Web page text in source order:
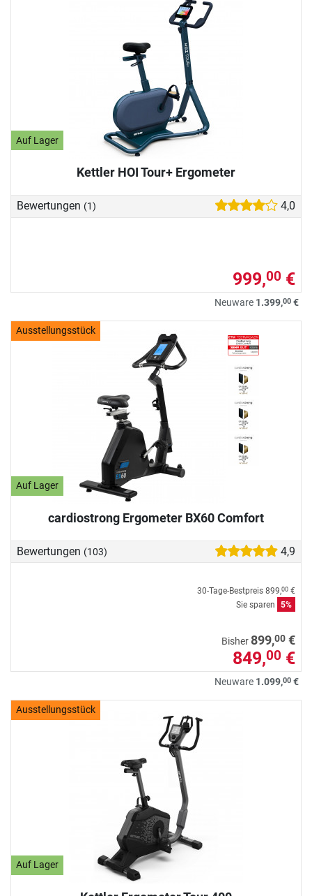
Auf Lager
Kettler HOI Tour+ Ergometer
Bewertungen (1) 4,0
999,00 €
Neuware 1.399,00 €
Ausstellungsstück
Auf Lager
cardiostrong Ergometer BX60 Comfort
Bewertungen (103) 4,9
30-Tage-Bestpreis 899,00 €
Sie sparen
5%
Bisher899,00 €
849,00 €
Neuware 1.099,00 €
Ausstellungsstück
Auf Lager